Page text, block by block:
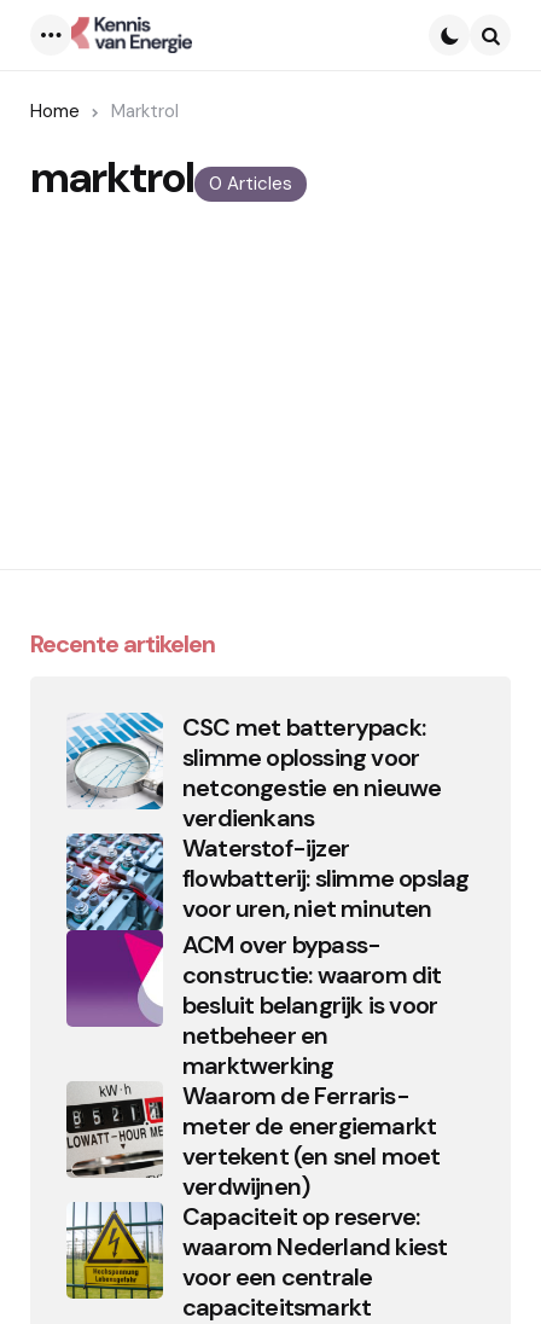
Home Marktrol
0 Articles
marktrol
Recente artikelen
CSC met batterypack:
slimme oplossing voor
netcongestie en nieuwe
verdienkans
Waterstof-ijzer
flowbatterij: slimme opslag
voor uren, niet minuten
ACM over bypass-
constructie: waarom dit
besluit belangrijk is voor
netbeheer en
marktwerking
Waarom de Ferraris-
meter de energiemarkt
vertekent (en snel moet
verdwijnen)
Capaciteit op reserve:
waarom Nederland kiest
voor een centrale
capaciteitsmarkt